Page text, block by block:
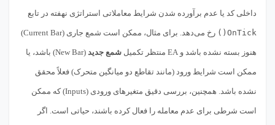
داخلی کد یا عدم برآورده شدن شرایط معاملاتی استراتژی نهفته در تابع
OnTick() رخ می‌دهد. برای مثال، ممکن است شمع جاری (Current Bar)
هنوز بسته نشده باشد و EA منتظر تکمیل شمع جدید (New Bar) باشد، یا
ممکن است شرایط ورود (مانند تقاطع دو میانگین متحرک) فعلاً محقق
نشده باشد. همچنین، بررسی دقیق متغیرهای ورودی (Inputs) که ممکن
است شرطی برای عدم معامله را فعال کرده باشند، حیاتی است. اگر